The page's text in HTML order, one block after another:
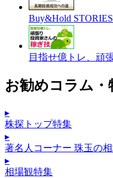
Buy&Hold
目指せ億トレ、頑
お勧めコラム・
▸
株探トップ特集
▸
著名人コーナー 珠玉の
▸
相場観特集